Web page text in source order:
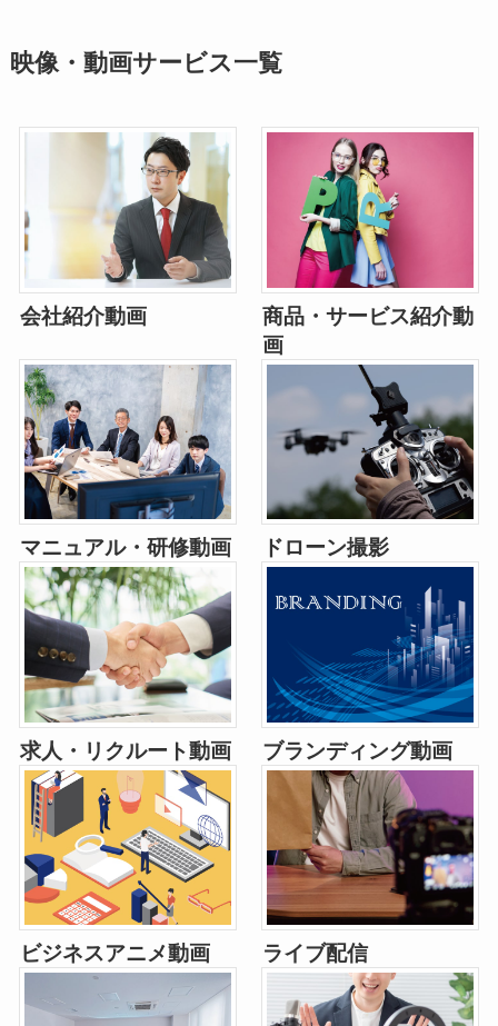
映像・動画サービス一覧
会社紹介動画
商品・サービス紹介動
画
マニュアル・研修動画 ドローン撮影
求人・リクルート動画 ブランディング動画
ビジネスアニメ動画 ライブ配信